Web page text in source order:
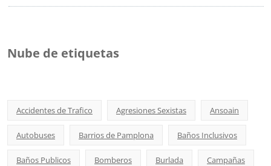
Nube de etiquetas
Accidentes de Trafico Agresiones Sexistas Ansoain
Autobuses Barrios de Pamplona Baños Inclusivos
Baños Publicos Bomberos Burlada Campañas